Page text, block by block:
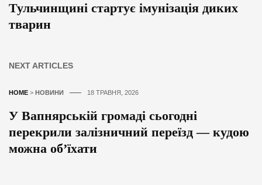
Тульчинщині стартує імунізація диких
тварин
NEXT ARTICLES
HOME > НОВИНИ 18 ТРАВНЯ, 2026
У Вапнярській громаді сьогодні
перекрили залізничний переїзд — кудою
можна об’їхати